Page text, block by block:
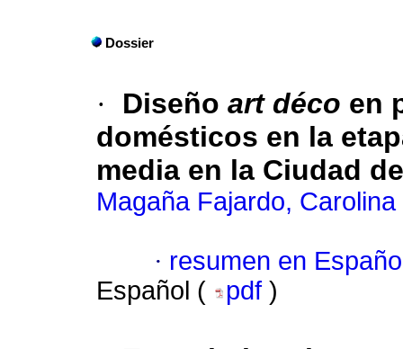
Dossier
· Diseño art déco en
domésticos en la
media en la Ciudad
Magaña Fajardo, Carolina
· resumen en
Español (
pdf )